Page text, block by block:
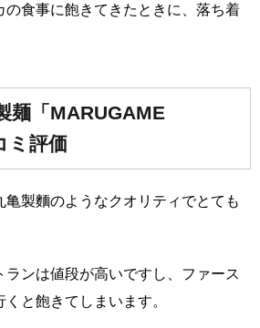
の食事に飽きてきたときに、落ち着
麺「MARUGAME
ミ評価
製麵のようなクオリティでとても
ランは値段が高いですし、ファース
と飽きてしまいます。